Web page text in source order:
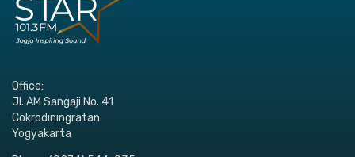
Office:
Jl. AM Sangaji No. 41
Cokrodiningratan
Yogyakarta